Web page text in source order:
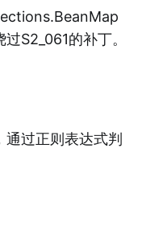
S2_061的补丁。
过正则表达式判